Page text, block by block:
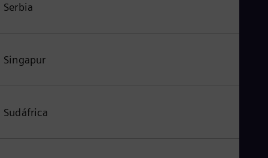
Serbia
Singapur
Sudáfrica